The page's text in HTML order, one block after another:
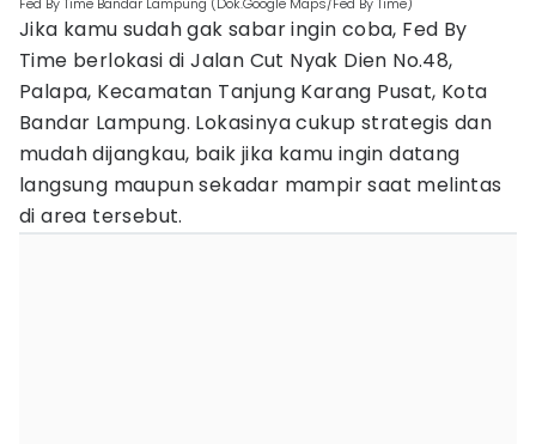
Jika kamu sudah gak sabar ingin coba, Fed By
Time berlokasi di Jalan Cut Nyak Dien No.48,
Palapa, Kecamatan Tanjung Karang Pusat, Kota
Bandar Lampung. Lokasinya cukup strategis dan
mudah dijangkau, baik jika kamu ingin datang
langsung maupun sekadar mampir saat melintas
di area tersebut.